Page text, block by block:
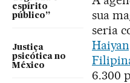
espírito
público”
Justiça
psicótica no
México
sua
seria
6.300